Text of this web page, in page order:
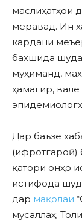
маслиҳатҳои
меравад. Ин
кардани
бахшида
муҳиманд,
ҳамагир,
Дар баъзе
қатори онҳо
истифода
дар мақолаи
мусаллаҳ: